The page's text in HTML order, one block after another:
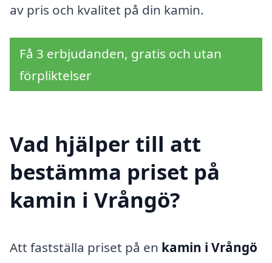
av pris och kvalitet på din kamin.
Få 3 erbjudanden, gratis och utan
förpliktelser
Vad hjälper till att
bestämma priset på
kamin i Vrångö?
Att fastställa priset på en kamin i Vrångö